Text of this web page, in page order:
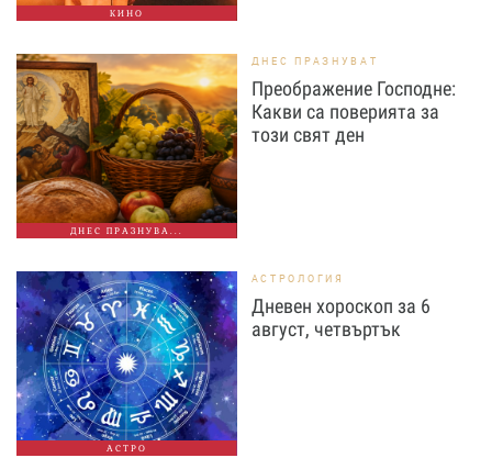
КИНО
ДНЕС ПРАЗНУВА...
ДНЕС ПРАЗНУВАТ
Преображение Господне:
Какви са поверията за
този свят ден
АСТРО
АСТРОЛОГИЯ
Дневен хороскоп за 6
август, четвъртък